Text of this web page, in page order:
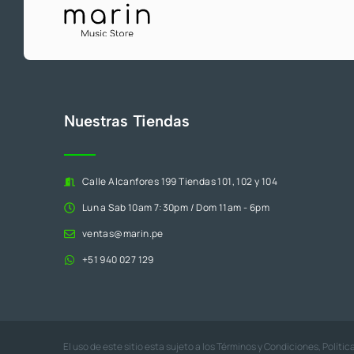
Nuestras Tiendas
Calle Alcanfores 199 Tiendas 101, 102 y 104
Lun a Sab 10am 7:30pm / Dom 11am - 6pm
ventas@marin.pe
+51 940 027 129
El uso de este sitio esta sujeto a losTérminos y Condiciones,